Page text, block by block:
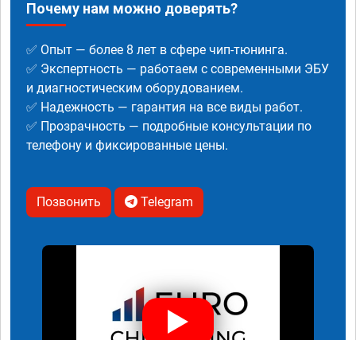
Почему нам можно доверять?
✅ Опыт — более 8 лет в сфере чип-тюнинга.
✅ Экспертность — работаем с современными ЭБУ
и диагностическим оборудованием.
✅ Надежность — гарантия на все виды работ.
✅ Прозрачность — подробные консультации по
телефону и фиксированные цены.
Позвонить Telegram